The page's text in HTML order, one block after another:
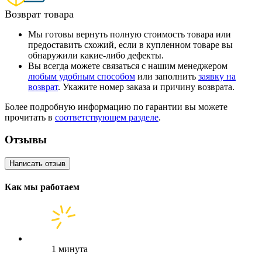
Возврат товара
Мы готовы вернуть полную стоимость товара или
предоставить схожий, если в купленном товаре вы
обнаружили какие-либо дефекты.
Вы всегда можете связаться с нашим менеджером
любым удобным способом или заполнить заявку на
возврат. Укажите номер заказа и причину возврата.
Более подробную информацию по гарантии вы можете
прочитать в соответствующем разделе.
Отзывы
Написать отзыв
Как мы работаем
1 минута